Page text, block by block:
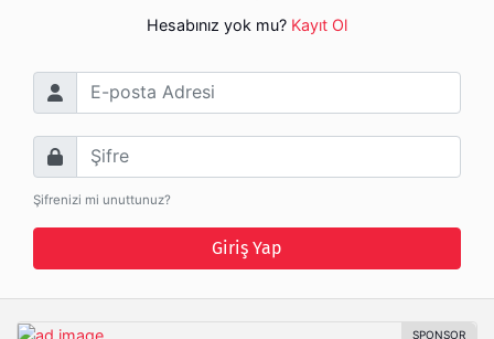
Hesabınız yok mu? Kayıt Ol
E-posta Adresi
Şifre
Şifrenizi mi unuttunuz?
Giriş Yap